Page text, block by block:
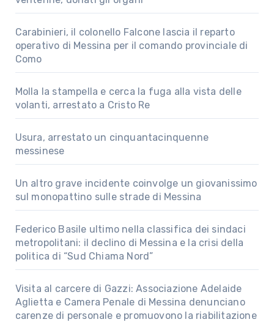
Carabinieri, il colonello Falcone lascia il reparto
operativo di Messina per il comando provinciale di
Como
Molla la stampella e cerca la fuga alla vista delle
volanti, arrestato a Cristo Re
Usura, arrestato un cinquantacinquenne
messinese
Un altro grave incidente coinvolge un giovanissimo
sul monopattino sulle strade di Messina
Federico Basile ultimo nella classifica dei sindaci
metropolitani: il declino di Messina e la crisi della
politica di “Sud Chiama Nord”
Visita al carcere di Gazzi: Associazione Adelaide
Aglietta e Camera Penale di Messina denunciano
carenze di personale e promuovono la riabilitazione